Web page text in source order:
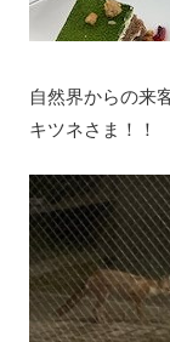
自然界からの来
キツネさま！！